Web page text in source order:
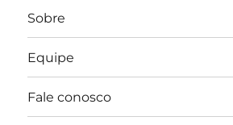
Sobre
Equipe
Fale conosco